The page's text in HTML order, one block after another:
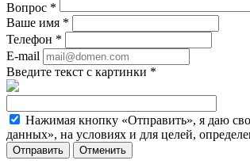
Вопрос *
Ваше имя *
Телефон *
E-mail
Введите текст с картинки *
Нажимая кнопку «Отправить», я даю
данных», на условиях и для целей,
Отменить